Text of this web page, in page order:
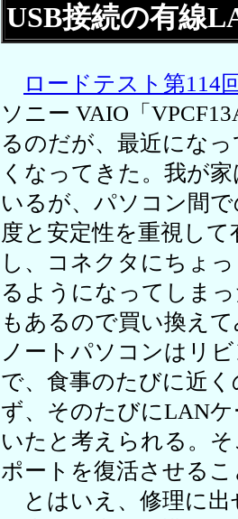
USB接続の有線
ロードテスト第114
ソニー VAIO「
るのだが、最近にな
くなってきた。我が
いるが、パソコン間
度と安定性を重視し
し、コネクタにちょ
るようになってしま
もあるので買い換え
ノートパソコンはリ
で、食事のたびに近
ず、そのたびにLAN
いたと考えられる。
ポートを復活させる
とはいえ、修理に出